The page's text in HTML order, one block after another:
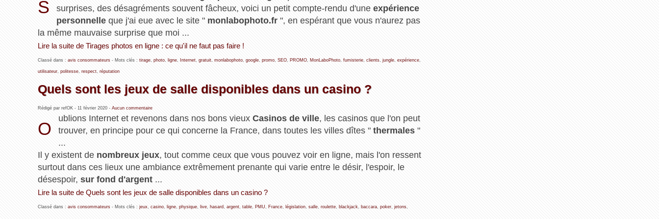
S
surprises, des désagréments souvent fâcheux, voici un petit compte-rendu d'une expérience
personnelle que j'ai eue avec le site " monlabophoto.fr ", en espérant que vous n'aurez pas
la même mauvaise surprise que moi ...
Lire la suite de Tirages photos en ligne : ce qu'il ne faut pas faire !
Classé dans : avis consommateurs- Mots clés : tirage, photo, ligne, Internet, gratuit, monlabophoto, google, promo, SEO, PROMO, MonLaboPhoto, fumisterie, clients, jungle, expérience,
utilisateur, politesse, respect, réputation
Quels sont les jeux de salle disponibles dans un casino ?
Rédigé par refOK - 11 février 2020- Aucun commentaire
O
ublions Internet et revenons dans nos bons vieux Casinos de ville, les casinos que l'on peut
trouver, en principe pour ce qui concerne la France, dans toutes les villes dîtes " thermales "
...
Il y existent de nombreux jeux, tout comme ceux que vous pouvez voir en ligne, mais l'on ressent
surtout dans ces lieux une ambiance extrêmement prenante qui varie entre le désir, l'espoir, le
désespoir, sur fond d'argent...
Lire la suite de Quels sont les jeux de salle disponibles dans un casino ?
Classé dans : avis consommateurs- Mots clés : jeux, casino, ligne, physique, live, hasard, argent, table, PMU, France, législation, salle, roulette, blackjack, baccara, poker, jetons,